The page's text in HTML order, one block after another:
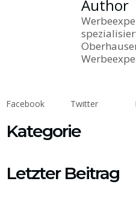
Author
Facebook Twitter
Kategorie
Letzter Beitrag